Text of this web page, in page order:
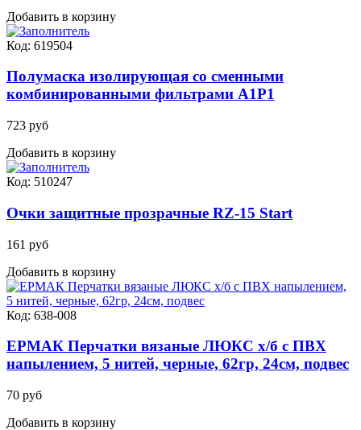
Добавить в корзину
Код: 619504
Полумаска изолирующая со сменными
комбинированными фильтрами А1Р1
723 руб
Добавить в корзину
Код: 510247
Очки защитные прозрачные RZ-15 Start
161 руб
Добавить в корзину
Код: 638-008
ЕРМАК Перчатки вязаные ЛЮКС х/б с ПВХ
напылением, 5 нитей, черные, 62гр, 24см, подвес
70 руб
Добавить в корзину